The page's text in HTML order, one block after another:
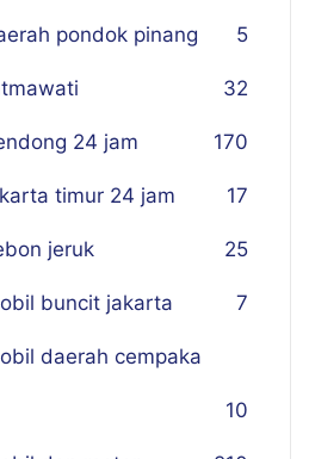
pondok pinang 5
32
24 jam 170
timur 24 jam 17
jeruk 25
buncit jakarta 7
daerah cempaka
10